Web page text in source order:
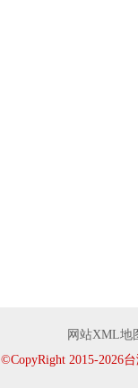
网站XML地
©CopyRight 2015-2026